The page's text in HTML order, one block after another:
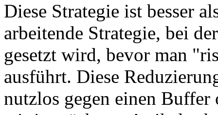
Diese Strategie ist besser
arbeitende Strategie, bei
gesetzt wird, bevor man
ausführt. Diese
nutzlos gegen einen